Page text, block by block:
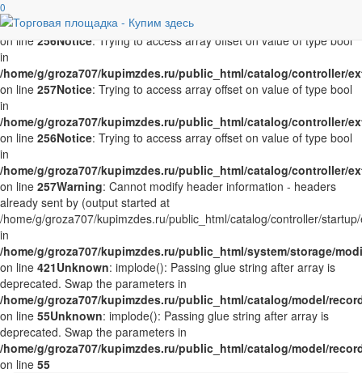
Notice
/home/g/groza707/kupimzdes.ru/public_html/catalog/controller/
on line256Notice: Trying to access array offset on value of type bool
in
/home/g/groza707/kupimzdes.ru/public_html/catalog/controller/
on line 257Notice: Trying to access array offset on value of type bool
in
/home/g/groza707/kupimzdes.ru/public_html/catalog/controller/
on line 256Notice: Trying to access array offset on value of type bool
in
/home/g/groza707/kupimzdes.ru/public_html/catalog/controller/
on line 257Warning: Cannot modify header information - headers
already sent by (output started at
/home/g/groza707/kupimzdes.ru/public_html/catalog/controller/
in
/home/g/groza707/kupimzdes.ru/public_html/system/storage/
on line 421Unknown: implode(): Passing glue string after array is
deprecated. Swap the parameters in
/home/g/groza707/kupimzdes.ru/public_html/catalog/model/
on line 55Unknown: implode(): Passing glue string after array is
deprecated. Swap the parameters in
/home/g/groza707/kupimzdes.ru/public_html/catalog/model/
on line 55
0